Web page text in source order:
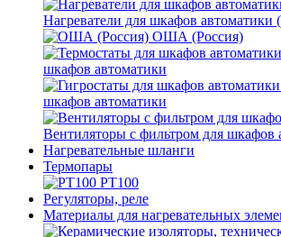
Нагреватели для шкафов автоматики
ОША (Россия)
шкафов автоматики
шкафов автоматики
Вентиляторы с фильтром для шкафов
Нагревательные шланги
Термопары
PT100
Регуляторы, реле
Материалы для нагревательных